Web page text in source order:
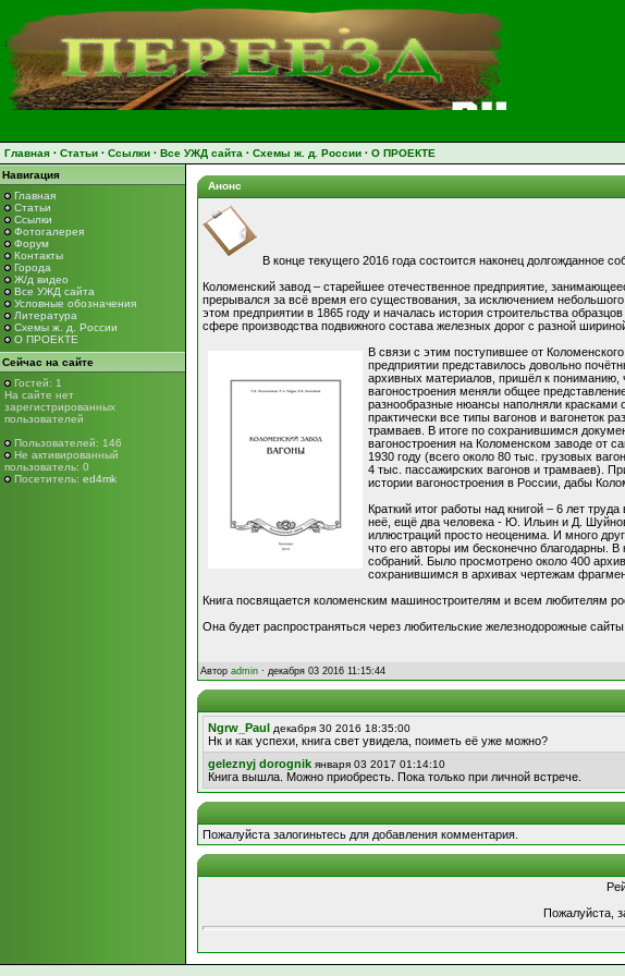
Главная · Статьи · Ссылки · Все УЖД сайта · Схемы ж. д. России · О ПРОЕКТЕ
Навигация
Главная
Статьи
Ссылки
Фотогалерея
Форум
Контакты
Города
Ж/д видео
Все УЖД сайта
Условные обозначения
Литература
Схемы ж. д. России
О ПРОЕКТЕ
Сейчас на сайте
Гостей: 1
На сайте нет
зарегистрированных
пользователей
Пользователей: 146
Не активированный
пользователь: 0
Посетитель: ed4mk
Анонс
В конце текущего 2016 года состоится наконец долгожданное
Коломенский завод – старейшее отечественное предприятие,
прерывался за всё время его существования, за исключением
этом предприятии в 1865 году и началась история строительства
сфере производства подвижного состава железных дорог с разной
В связи с этим поступившее от
предприятии представилось довольно
архивных материалов, пришёл к пониманию,
вагоностроения меняли общее
разнообразные нюансы наполняли красками
практически все типы вагонов и вагонеток
трамваев. В итоге по сохранившимся
вагоностроения на Коломенском заводе от
1930 году (всего около 80 тыс. грузовых
4 тыс. пассажирских вагонов и трамваев).
истории вагоностроения в России, дабы
Краткий итог работы над книгой – 6 лет
неё, ещё два человека - Ю. Ильин и Д.
иллюстраций просто неоценима. И много
что его авторы им бесконечно благодарны.
собраний. Было просмотрено около 400
сохранившимся в архивах чертежам
Книга посвящается коломенским машиностроителям и всем любителям
Она будет распространяться через любительские железнодорожные
Автор admin · декабря 03 2016 11:15:44
Ngrw_Paul декабря 30 2016 18:35:00
Нк и как успехи, книга свет увидела, поиметь её уже можно?
geleznyj dorognik января 03 2017 01:14:10
Книга вышла. Можно приобресть. Пока только при личной встрече.
Пожалуйста залогиньтесь для добавления комментария.
Пожалуйста,